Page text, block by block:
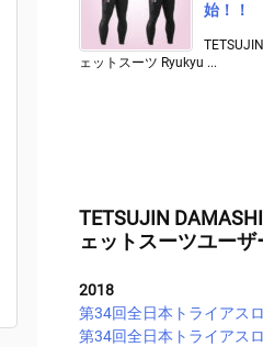
始！！
ェットスーツ Ryukyu ...
TETSUJIN
ェットスーツユーザ
2018
第34回全日本トライアス
第34回全日本トライアス